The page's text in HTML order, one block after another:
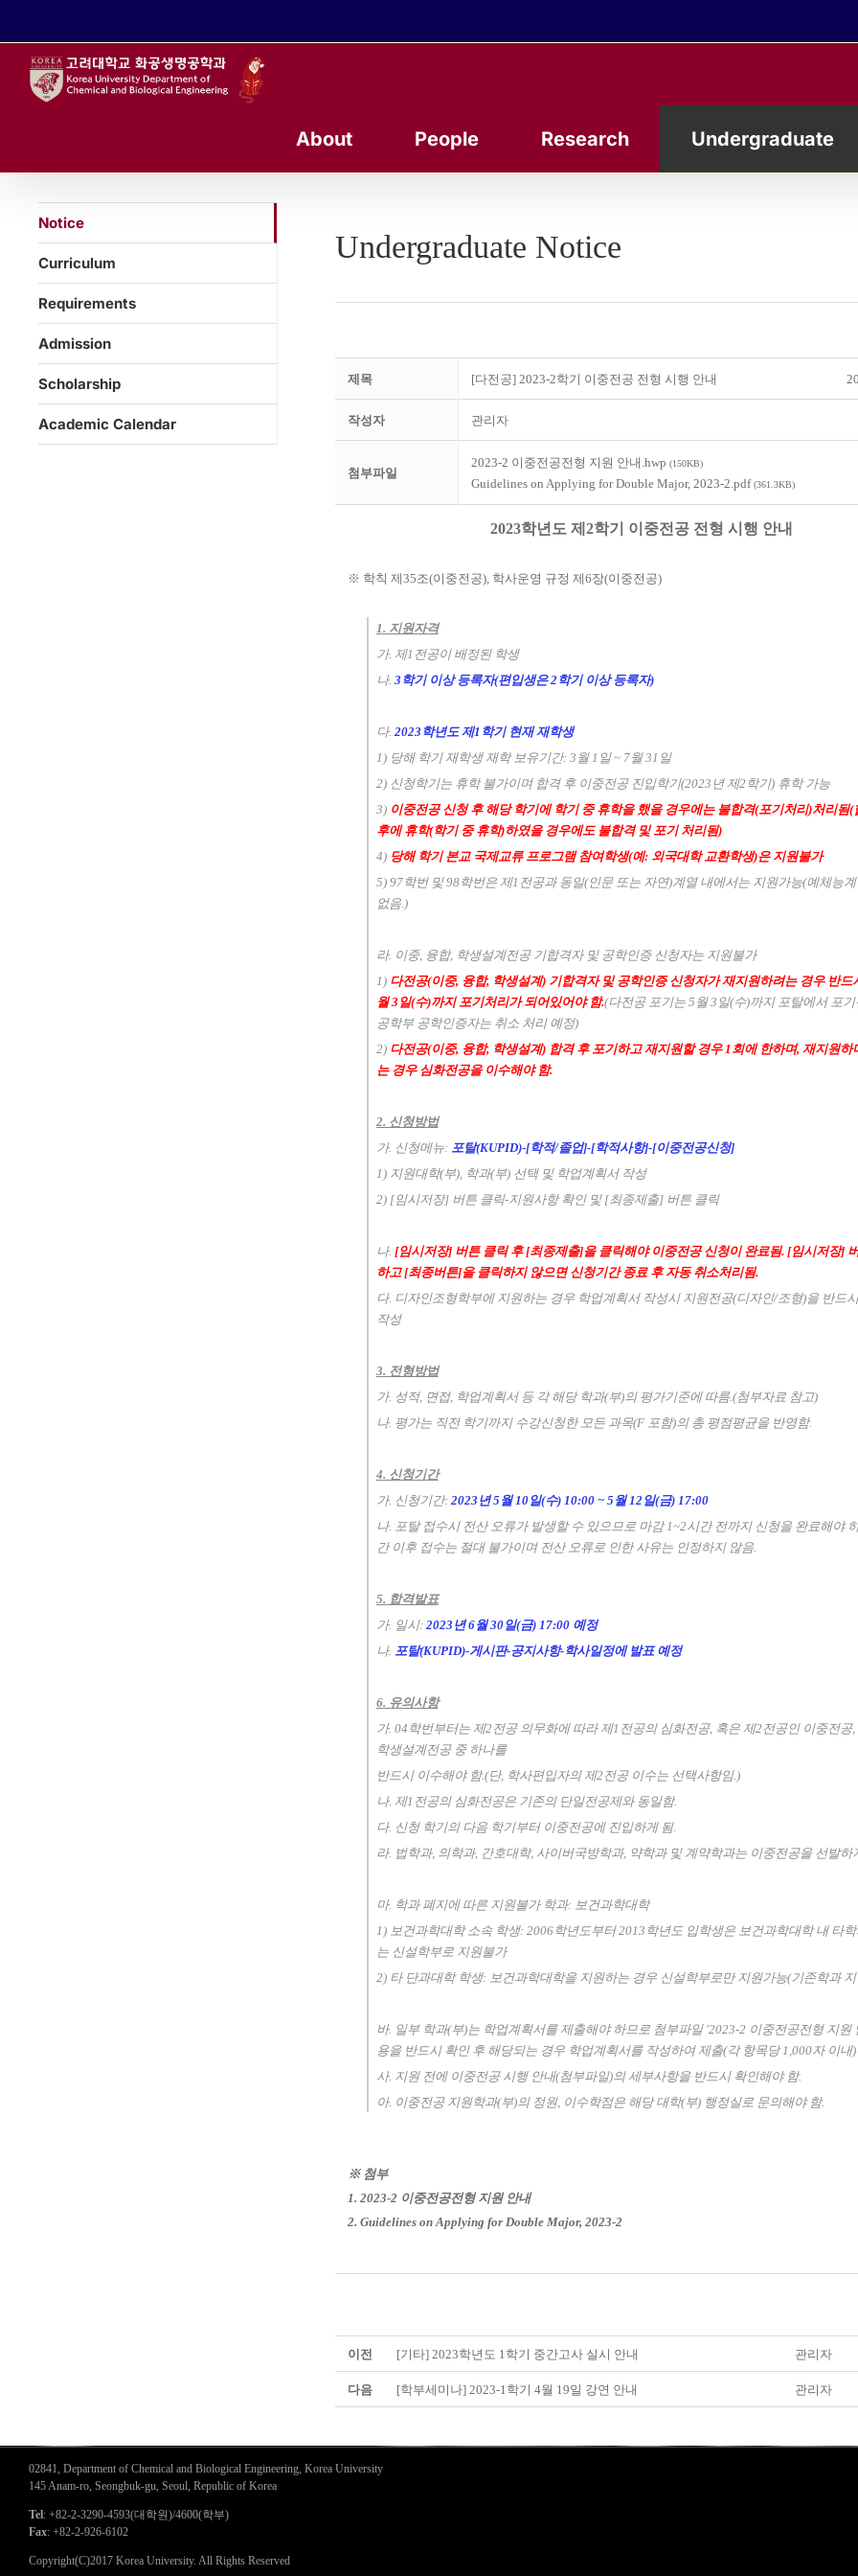
About People Research Undergraduate
Undergraduate Notice
제목 [다전공] 2023-2학기 이중전공 전형 시행 안내
작성자 관리자
첨부파일
2023-2 이중전공전형 지원 안내.hwp (150KB)
Guidelines on Applying for Double Major, 2023-2.pdf(361.3KB)
2023학년도 제2학기 이중전공 전형 시행 안내
※ 학칙 제35조(이중전공), 학사운영 규정 제6장(이중전공)
1. 지원자격
가. 제1전공이 배정된 학생
나. 3학기 이상 등록자(편입생은 2학기 이상 등록자)
다. 2023학년도 제1학기 현재 재학생
1) 당해 학기 재학생 재학 보유기간: 3월 1일 ~ 7월 31일
2) 신청학기는 휴학 불가이며 합격 후 이중전공 진입학기(2023년 제2학기) 휴학 가능
3) 이중전공 신청 후 해당 학기에 학기 중 휴학을 했을 경우에는 불합격(포기처리)처리됨(
후에 휴학(학기 중 휴학)하였을 경우에도 불합격 및 포기 처리됨)
4)당해 학기 본교 국제교류 프로그램 참여학생(예: 외국대학 교환학생)은 지원불가
5) 97학번 및 98학번은 제1전공과 동일(인문 또는 자연)계열 내에서는 지원가능(예체능
없음.)
라. 이중, 융합, 학생설계전공 기합격자 및 공학인증 신청자는 지원불가
1) 다전공(이중, 융합, 학생설계) 기합격자 및 공학인증 신청자가 재지원하려는 경우 반드
월 3일(수)까지 포기처리가 되어있어야 함.(다전공 포기는 5월 3일(수)까지 포탈에서 포기
공학부 공학인증자는 취소 처리 예정)
2) 다전공(이중, 융합, 학생설계) 합격 후 포기하고 재지원할 경우 1회에 한하며, 재지원하
는 경우 심화전공을 이수해야 함.
2. 신청방법
가. 신청메뉴: 포탈(KUPID)-[학적/졸업]-[학적사항]-[이중전공신청]
1) 지원대학(부), 학과(부) 선택 및 학업계획서 작성
2) [임시저장] 버튼 클릭-지원사항 확인 및 [최종제출] 버튼 클릭
나. [임시저장] 버튼 클릭 후 [최종제출]을 클릭해야 이중전공 신청이 완료됨. [임시저장]
하고 [최종버튼]을 클릭하지 않으면 신청기간 종료 후 자동 취소처리됨.
다. 디자인조형학부에 지원하는 경우 학업계획서 작성시 지원전공(디자인/조형)을 반드
작성
3. 전형방법
가. 성적, 면접, 학업계획서 등 각 해당 학과(부)의 평가기준에 따름.(첨부자료 참고)
나. 평가는 직전 학기까지 수강신청한 모든 과목(F 포함)의 총 평점평균을 반영함.
4. 신청기간
가. 신청기간: 2023년 5월 10일(수) 10:00 ~ 5월 12일(금) 17:00
나. 포탈 접수시 전산 오류가 발생할 수 있으므로 마감 1~2시간 전까지 신청을 완료해야
간 이후 접수는 절대 불가이며 전산 오류로 인한 사유는 인정하지 않음.
5. 합격발표
가. 일시: 2023년 6월 30일(금) 17:00 예정
나. 포탈(KUPID)-게시판-공지사항-학사일정에 발표 예정
6. 유의사항
가. 04학번부터는 제2전공 의무화에 따라 제1전공의 심화전공, 혹은 제2전공인 이중전공,
학생설계전공 중 하나를
반드시 이수해야 함.(단, 학사편입자의 제2전공 이수는 선택사항임.)
나. 제1전공의 심화전공은 기존의 단일전공제와 동일함.
다. 신청 학기의 다음 학기부터 이중전공에 진입하게 됨.
라. 법학과, 의학과, 간호대학, 사이버국방학과, 약학과 및 계약학과는 이중전공을 선발하
마. 학과 폐지에 따른 지원불가 학과: 보건과학대학
1) 보건과학대학 소속 학생: 2006학년도부터 2013학년도 입학생은 보건과학대학 내 타
는 신설학부로 지원불가
2) 타 단과대학 학생: 보건과학대학을 지원하는 경우 신설학부로만 지원가능(기존학과
바. 일부 학과(부)는 학업계획서를 제출해야 하므로 첨부파일 '2023-2 이중전공전형 지원
용을 반드시 확인 후 해당되는 경우 학업계획서를 작성하여 제출(각 항목당 1,000자 이내
사. 지원 전에 이중전공 시행 안내(첨부파일)의 세부사항을 반드시 확인해야 함.
아. 이중전공 지원학과(부)의 정원, 이수학점은 해당 대학(부) 행정실로 문의해야 함.
※ 첨부
1. 2023-2 이중전공전형 지원 안내
2. Guidelines on Applying for Double Major, 2023-2
이전 [기타] 2023학년도 1학기 중간고사 실시 안내 관리자
다음 [학부세미나] 2023-1학기 4월 19일 강연 안내 관리자
Notice
Curriculum
Requirements
Admission
Scholarship
Academic Calendar
02841, Department of Chemical and Biological Engineering, Korea University
145 Anam-ro, Seongbuk-gu, Seoul, Republic of Korea
Tel: +82-2-3290-4593(대학원)/4600(학부)
Fax: +82-2-926-6102
Copyright(C)2017 Korea University. All Rights Reserved